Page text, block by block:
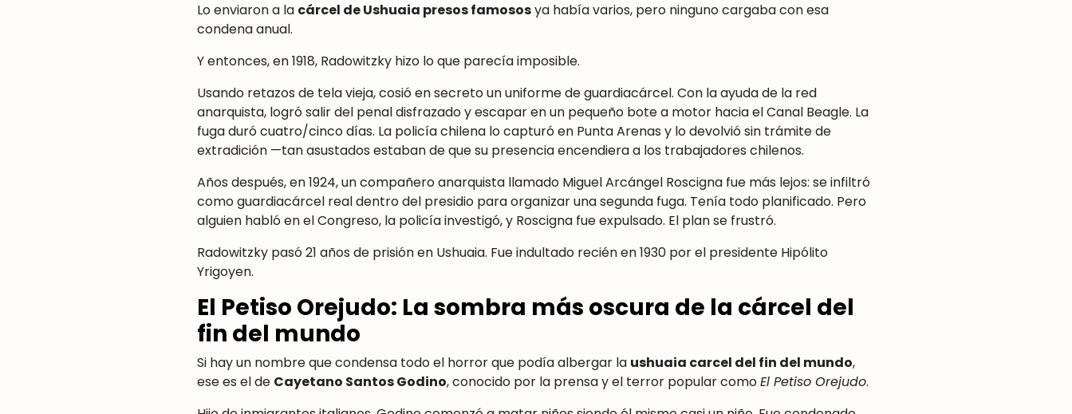
Lo enviaron a la cárcel de Ushuaia presos famososya había varios, pero ninguno cargaba con esa
condena anual.
Y entonces, en 1918, Radowitzky hizo lo que parecía imposible.
Usando retazos de tela vieja, cosió en secreto un uniforme de guardiacárcel. Con la ayuda de la red
anarquista, logró salir del penal disfrazado y escapar en un pequeño bote a motor hacia el Canal Beagle. La
fuga duró cuatro/cinco días. La policía chilena lo capturó en Punta Arenas y lo devolvió sin trámite de
extradición —tan asustados estaban de que su presencia encendiera a los trabajadores chilenos.
Años después, en 1924, un compañero anarquista llamado Miguel Arcángel Roscigna fue más lejos: se infiltró
como guardiacárcel real dentro del presidio para organizar una segunda fuga. Tenía todo planificado. Pero
alguien habló en el Congreso, la policía investigó, y Roscigna fue expulsado. El plan se frustró.
Radowitzky pasó 21 años de prisión en Ushuaia. Fue indultado recién en 1930 por el presidente Hipólito
Yrigoyen.
El Petiso Orejudo: La sombra más oscura de la cárcel del
fin del mundo
Si hay un nombre que condensa todo el horror que podía albergar la ushuaia carcel del fin del mundo,
ese es el de Cayetano Santos Godino, conocido por la prensa y el terror popular comoEl Petiso Orejudo.